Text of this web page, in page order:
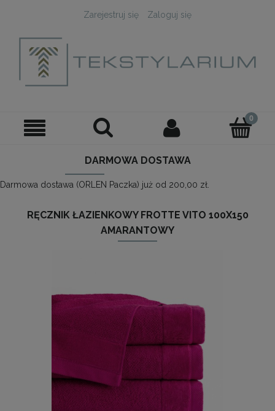
Zarejestruj się Zaloguj się
DARMOWA DOSTAWA
Darmowa dostawa (ORLEN Paczka) już od 200,00 zł.
RĘCZNIK ŁAZIENKOWY FROTTE VITO 100X150
AMARANTOWY